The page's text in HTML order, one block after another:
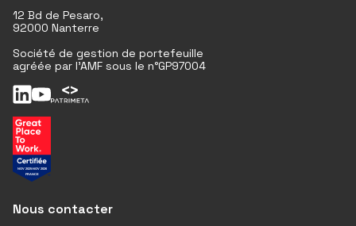
12 Bd de Pesaro,
92000 Nanterre
Société de gestion de portefeuille
agréée par l'AMF sous le n°GP97004
Nous contacter